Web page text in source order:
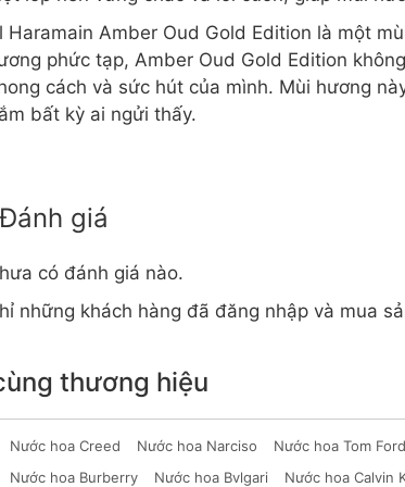
Haramain Amber Oud Gold Edition là một
phức tạp, Amber Oud Gold Edition
cách và sức hút của mình. Mùi hương
bất kỳ ai ngửi thấy.
giá
có đánh giá nào.
những khách hàng đã đăng nhập và mua
thương hiệu
Nước hoa Creed Nước hoa Narciso Nước hoa Tom Ford
Nước hoa Burberry Nước hoa Bvlgari Nước hoa Calvin